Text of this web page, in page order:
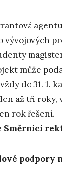
vývojových
může
do 31. 1.
až tři roky,
rok řešení.
Směrnici
podpory